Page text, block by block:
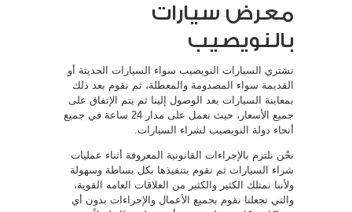
معرض سيارات
بالنويصيب
نشتري السيارات النويصيب سواء السيارات الحديثة أو
القديمة سواء المصدومة والمعطلة، ثم نقوم بعد ذلك
بمعاينة السيارات بعد الوصول إلينا ثم يتم الإتفاق على
جميع الأسعار، حيث نعمل على مدار 24 ساعة في جميع
أنحاء دولة النويصيب لشراء السيارات.
نحْن نلتزم بالإجراءات القانونية المعروفة أثناء عمليات
شراء السيارات ثم نقوم بتنفيذها بكل بساطة وسهولة
ولأننا نمتلك الكثير والكثير من العلاقات العامه القوية،
والتي تجعلنا نقوم بجميع الأعمال والإجراءات بدون أي